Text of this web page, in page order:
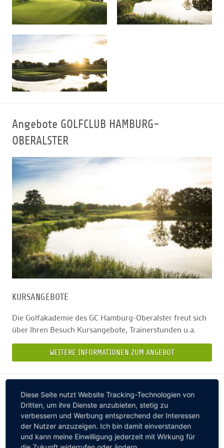
Angebote GOLFCLUB HAMBURG-
OBERALSTER
KURSANGEBOTE
Die Golfakademie des GC Hamburg-Oberalster freut sich
über Ihren Besuch Kursangebote, Trainerstunden u.a.
WEITERE INFORMATIONEN ZUM ANGEBOT
Diese Seite nutzt Website Tracking-Technologien von
Dritten, um ihre Dienste anzubieten, stetig zu
verbessern und Werbung entsprechend der Interessen
der Nutzer anzuzeigen. Ich bin damit einverstanden
und kann meine Einwilligung jederzeit mit Wirkung für